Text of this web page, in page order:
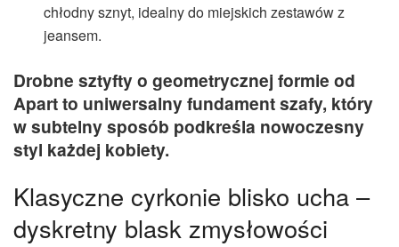
chłodny sznyt, idealny do miejskich zestawów z
jeansem.
Drobne sztyfty o geometrycznej formie od
Apart to uniwersalny fundament szafy, który
w subtelny sposób podkreśla nowoczesny
styl każdej kobiety.
Klasyczne cyrkonie blisko ucha –
dyskretny blask zmysłowości